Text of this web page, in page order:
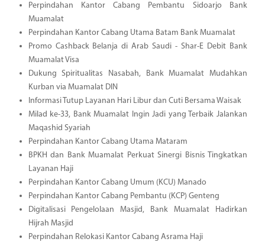
Perpindahan Kantor Cabang Pembantu Sidoarjo Bank
Muamalat
Perpindahan Kantor Cabang Utama Batam Bank Muamalat
Promo Cashback Belanja di Arab Saudi - Shar-E Debit Bank
Muamalat Visa
Dukung Spiritualitas Nasabah, Bank Muamalat Mudahkan
Kurban via Muamalat DIN
Informasi Tutup Layanan Hari Libur dan Cuti Bersama Waisak
Milad ke-33, Bank Muamalat Ingin Jadi yang Terbaik Jalankan
Maqashid Syariah
Perpindahan Kantor Cabang Utama Mataram
BPKH dan Bank Muamalat Perkuat Sinergi Bisnis Tingkatkan
Layanan Haji
Perpindahan Kantor Cabang Umum (KCU) Manado
Perpindahan Kantor Cabang Pembantu (KCP) Genteng
Digitalisasi Pengelolaan Masjid, Bank Muamalat Hadirkan
Hijrah Masjid
Perpindahan Relokasi Kantor Cabang Asrama Haji